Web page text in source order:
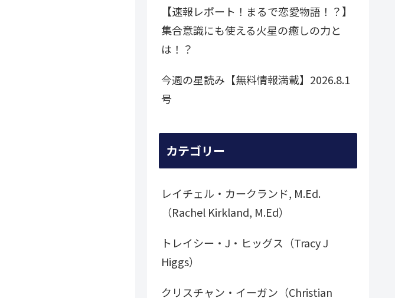
【速報レポート！まるで恋愛物語！？】
集合意識にも使える火星の癒しの力と
は！？
今週の星読み【無料情報満載】2026.8.1
号
カテゴリー
レイチェル・カークランド, M.Ed.
（Rachel Kirkland, M.Ed）
トレイシー・J・ヒッグス（Tracy J
Higgs）
クリスチャン・イーガン（Christian